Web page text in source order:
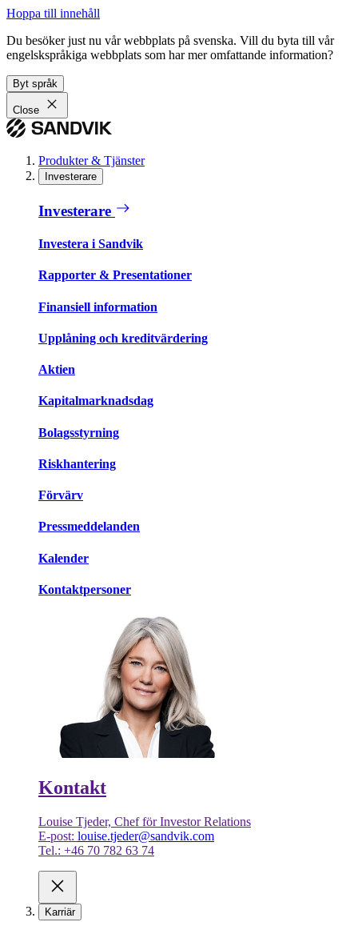
Hoppa till innehåll
Du besöker just nu vår webbplats på svenska. Vill du byta till vår
engelskspråkiga webbplats som har mer omfattande information?
Byt språk
Close
Produkter & Tjänster
Investerare
Investerare
Investera i Sandvik
Rapporter & Presentationer
Finansiell information
Upplåning och kreditvärdering
Aktien
Kapitalmarknadsdag
Bolagsstyrning
Riskhantering
Förvärv
Pressmeddelanden
Kalender
Kontaktpersoner
Kontakt
Louise Tjeder, Chef för Investor Relations
E-post: louise.tjeder@sandvik.com
Tel.: +46 70 782 63 74
Karriär